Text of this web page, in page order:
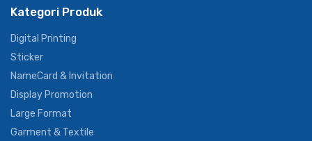
Kategori Produk
Digital Printing
Sticker
NameCard & Invitation
Display Promotion
Large Format
Garment & Textile